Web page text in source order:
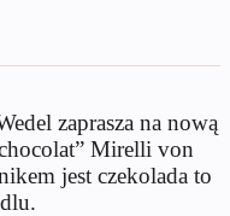
zaprasza na nową
Mirelli von
jest czekolada to